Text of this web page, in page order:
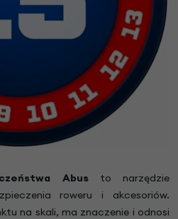
Abusto narzędzie
roweru i akcesoriów.
na skali, ma znaczenie i odnosi